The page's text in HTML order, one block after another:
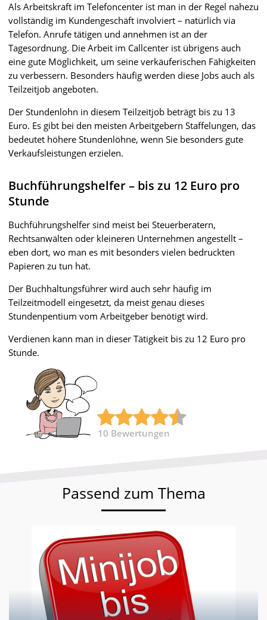
Als Arbeitskraft im Telefoncenter ist man in der Regel nahezu
vollständig im Kundengeschäft involviert – natürlich via
Telefon. Anrufe tätigen und annehmen ist an der
Tagesordnung. Die Arbeit im Callcenter ist übrigens auch
eine gute Möglichkeit, um seine verkäuferischen Fähigkeiten
zu verbessern. Besonders häufig werden diese Jobs auch als
Teilzeitjob angeboten.
Der Stundenlohn in diesem Teilzeitjob beträgt bis zu 13
Euro. Es gibt bei den meisten Arbeitgebern Staffelungen, das
bedeutet höhere Stundenlöhne, wenn Sie besonders gute
Verkaufsleistungen erzielen.
Buchführungshelfer – bis zu 12 Euro pro
Stunde
Buchführungshelfer sind meist bei Steuerberatern,
Rechtsanwälten oder kleineren Unternehmen angestellt –
eben dort, wo man es mit besonders vielen bedruckten
Papieren zu tun hat.
Der Buchhaltungsführer wird auch sehr häufig im
Teilzeitmodell eingesetzt, da meist genau dieses
Stundenpentium vom Arbeitgeber benötigt wird.
Verdienen kann man in dieser Tätigkeit bis zu 12 Euro pro
Stunde.
10 Bewertungen
Passend zum Thema